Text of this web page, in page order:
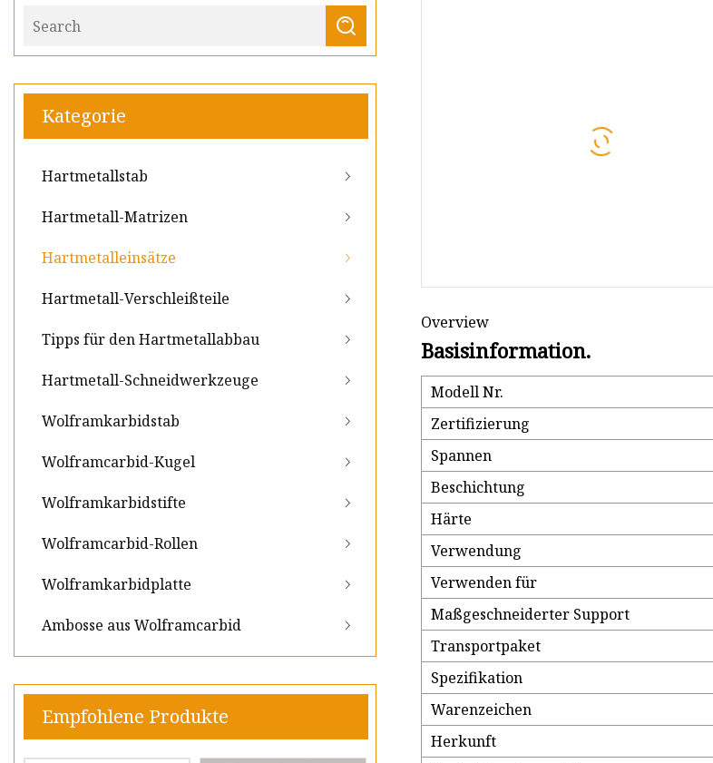
Kategorie
Hartmetallstab
Hartmetall-Matrizen
Hartmetalleinsätze
Hartmetall-Verschleißteile
Tipps für den Hartmetallabbau
Hartmetall-Schneidwerkzeuge
Wolframkarbidstab
Wolframcarbid-Kugel
Wolframkarbidstifte
Wolframcarbid-Rollen
Wolframkarbidplatte
Ambosse aus Wolframcarbid
Empfohlene Produkte
Overview
Basisinformation.
Modell Nr.
Zertifizierung
Spannen
Beschichtung
Härte
Verwendung
Verwenden für
Maßgeschneiderter Support
Transportpaket
Spezifikation
Warenzeichen
Herkunft